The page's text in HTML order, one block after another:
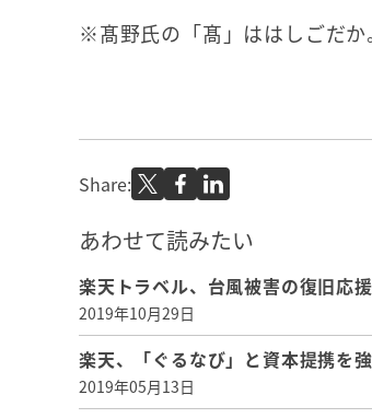
※髙野氏の「髙」ははしごだか
Share:
あわせて読みたい
楽天トラベル、台風被害の復旧応
2019年10月29日
楽天、「ぐるなび」と資本提携を
2019年05月13日